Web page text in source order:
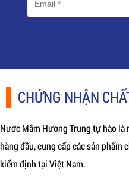
CHỨNG NHẬN
Nước Mắm Hương Trung tự hào
hàng đầu, cung cấp các sản
kiểm định tại Việt Nam.